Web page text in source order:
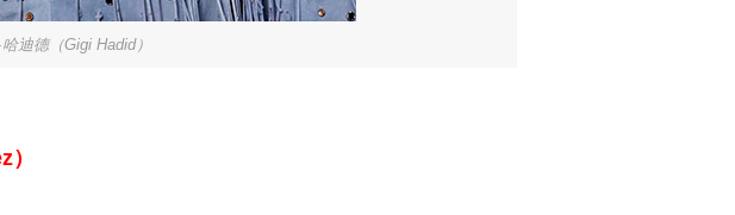
迪德（Gigi Hadid）